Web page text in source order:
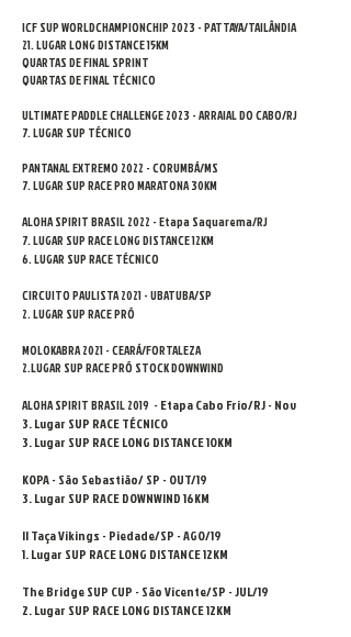
ICF SUP WORLDCHAMPIONCHIP 2023 - PATTAYA/TAILÂNDIA
21. LUGAR LONG DISTANCE 15KM
QUARTAS DE FINAL SPRINT
QUARTAS DE FINAL TÉCNICO
ULTIMATE PADDLE CHALLENGE 2023 - ARRAIAL DO CABO/RJ
7. LUGAR SUP TÉCNICO
PANTANAL EXTREMO 2022 - CORUMBÁ/MS
7. LUGAR SUP RACE PRO MARATONA 30KM
ALOHA SPIRIT BRASIL 2022 - Etapa Saquarema/RJ
7. LUGAR SUP RACE LONG DISTANCE 12KM
6. LUGAR SUP RACE TÉCNICO
CIRCUITO PAULISTA 2021 - UBATUBA/SP
2. LUGAR SUP RACE PRÓ
MOLOKABRA 2021 - CEARÁ/FORTALEZA
2.LUGAR SUP RACE PRÓ STOCK DOWNWIND
ALOHA SPIRIT BRASIL 2019 -Etapa Cabo Frio/RJ - Nov
3. Lugar SUP RACE TÉCNICO
3. Lugar SUP RACE LONG DISTANCE 10KM
KOPA - São Sebastião/ SP - OUT/19
3. Lugar SUP RACE DOWNWIND 16KM
II Taça Vikings - Piedade/SP - AGO/19
1. Lugar SUP RACE LONG DISTANCE 12KM
The Bridge SUP CUP - São Vicente/SP - JUL/19
2. Lugar SUP RACE LONG DISTANCE 12KM